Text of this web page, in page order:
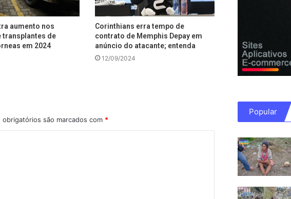
aumento nos
transplantes de
em 2024
Corinthians erra tempo de
contrato de Memphis Depay em
anúncio do atacante; entenda
12/09/2024
obrigatórios são marcados com *
Popular